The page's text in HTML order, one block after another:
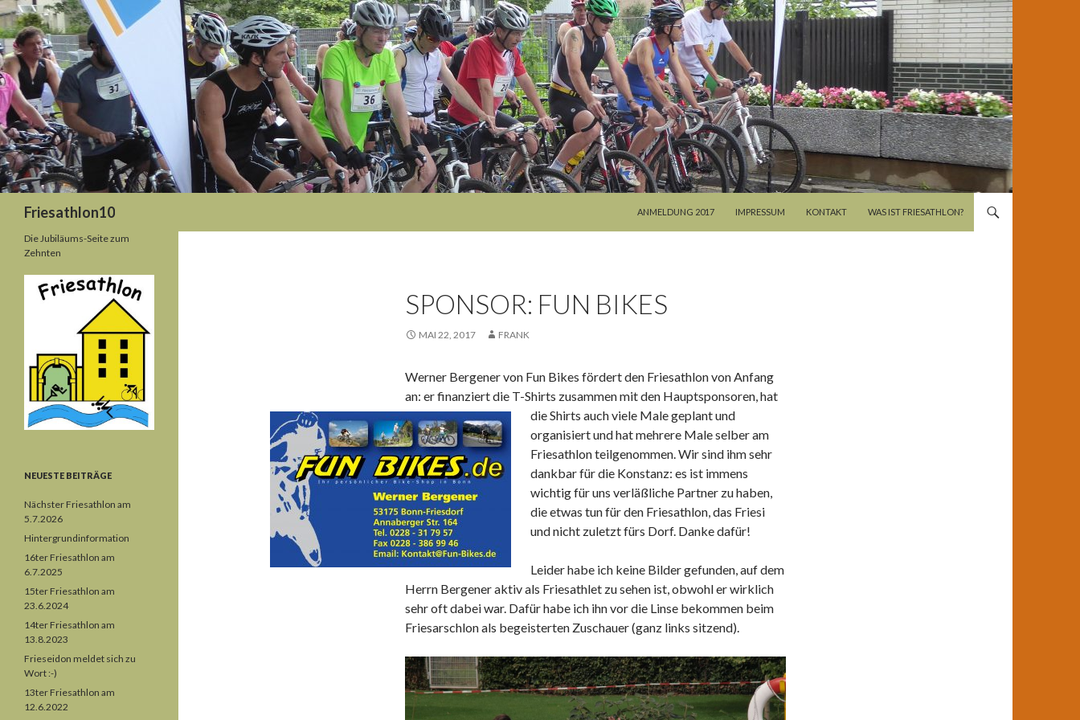
Friesathlon10
ANMELDUNG 2017
IMPRESSUM KONTAKT WAS IST FRIESATHLON?
SPONSOR: FUN BIKES
MAI 22, 2017 FRANK
Werner Bergener von Fun Bikes fördert den Friesathlon von Anfang
an: er finanziert die T-Shirts zusammen mit den Hauptsponsoren,hat
die Shirts auch viele Male geplant und
organisiert und hat mehrere Male selber am
Friesathlon teilgenommen. Wir sind ihm sehr
dankbar für die Konstanz: es ist immens
wichtig für uns verläßliche Partner zu haben,
die etwas tun für den Friesathlon, das Friesi
und nicht zuletzt fürs Dorf. Danke dafür!
Leider habe ich keine Bilder gefunden, auf dem
Herrn Bergener aktiv als Friesathlet zu sehen ist, obwohl er wirklich
sehr oft dabei war. Dafür habe ich ihn vor die Linse bekommen beim
Friesarschlon als begeisterten Zuschauer (ganz links sitzend).
Die Jubiläums-Seite zum
Zehnten
NEUESTE BEITRÄGE
Nächster Friesathlon am
5.7.2026
Hintergrundinformation
16ter Friesathlon am
6.7.2025
15ter Friesathlon am
23.6.2024
14ter Friesathlon am
13.8.2023
Frieseidon meldet sich zu
Wort :-)
13ter Friesathlon am
12.6.2022